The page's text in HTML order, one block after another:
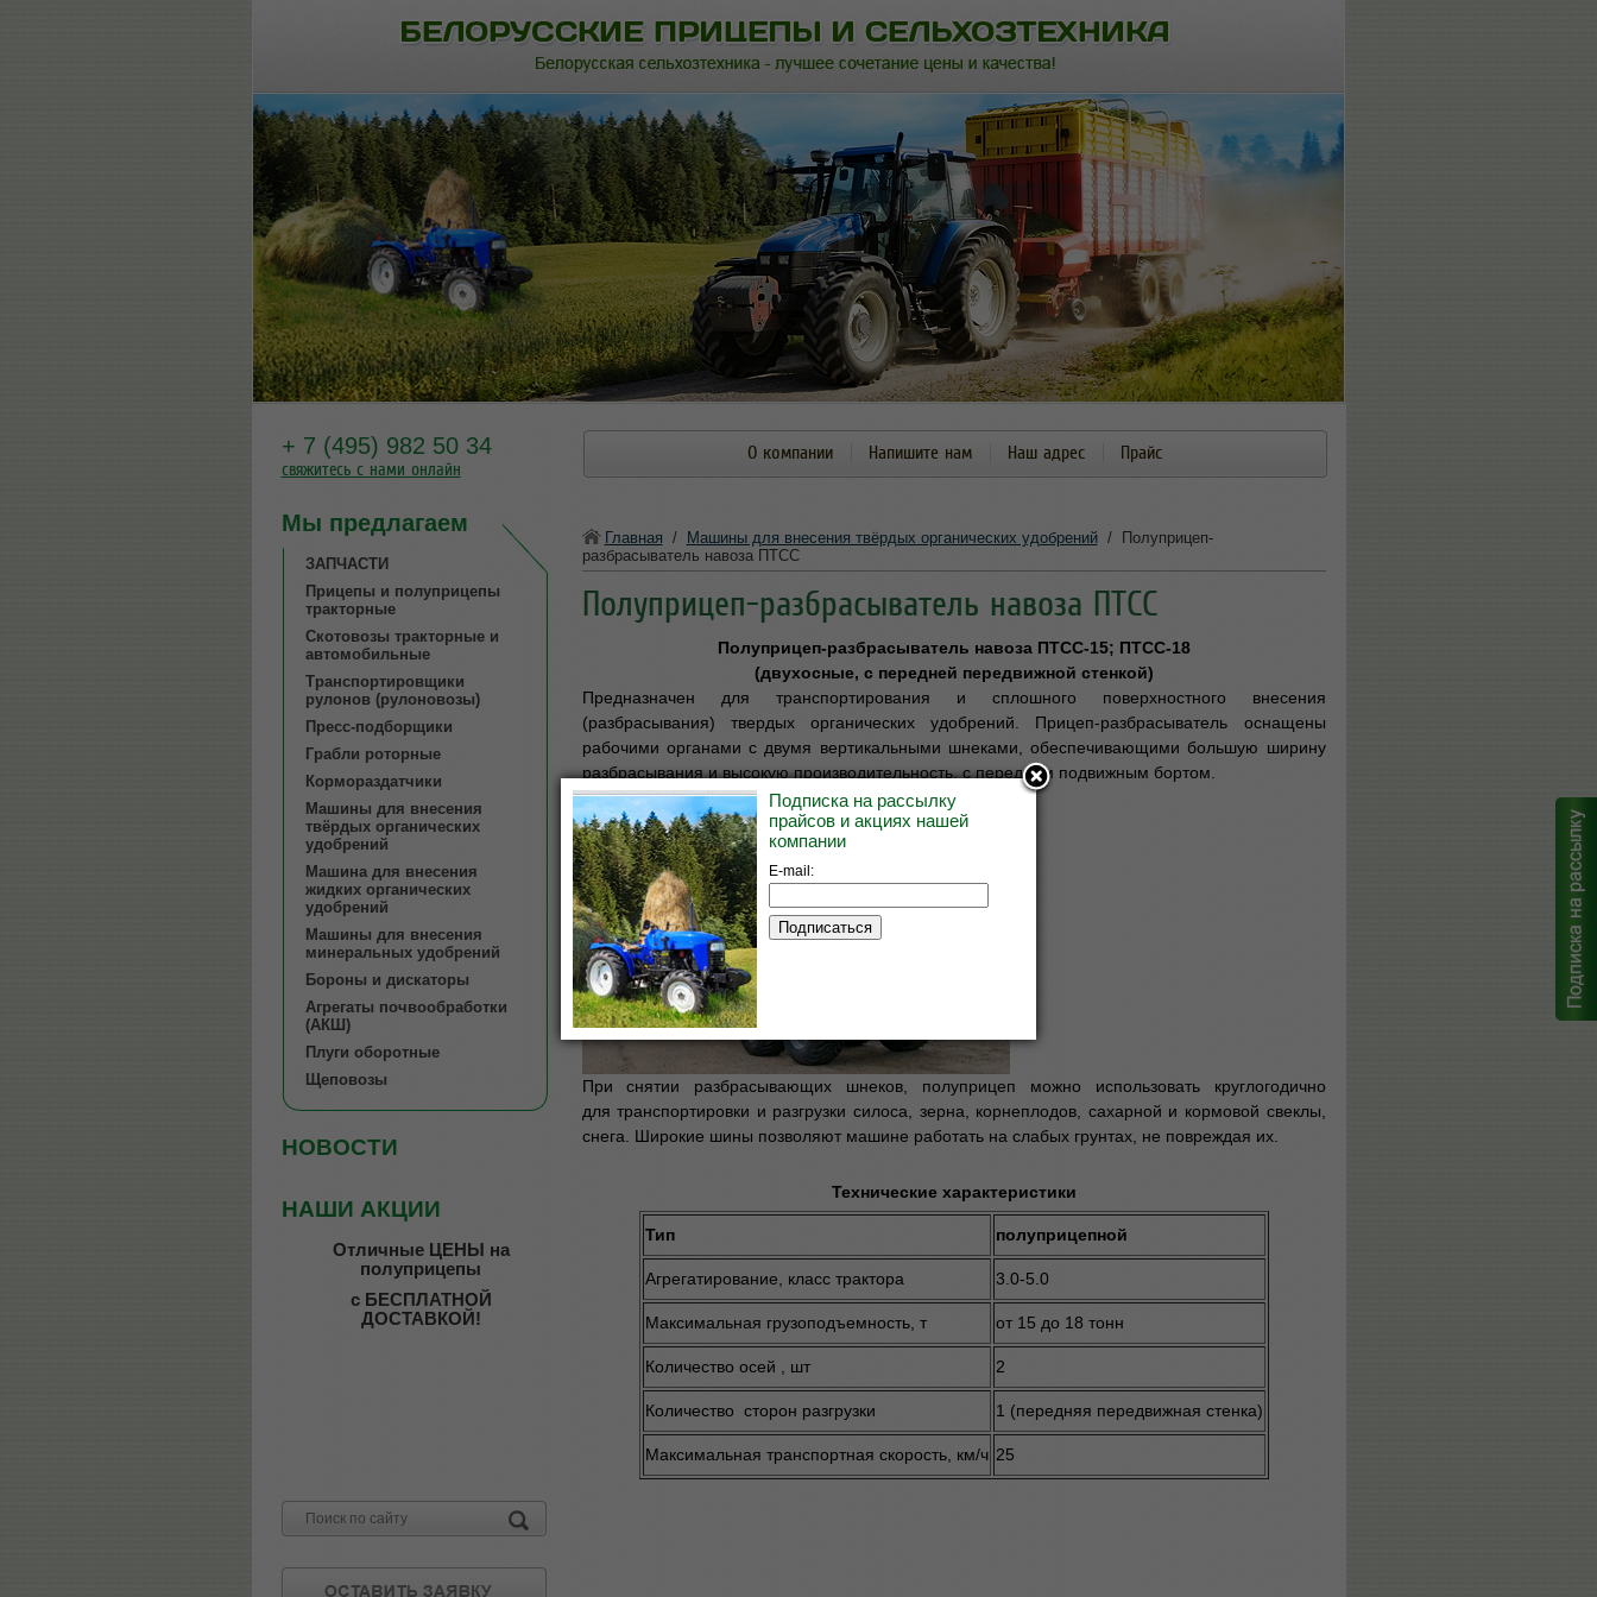
О компании Напишите нам Наш адрес Прайс
+ 7 (495) 982 50 34
свяжитесь с нами онлайн
Мы предлагаем
ЗАПЧАСТИ
Прицепы и полуприцепы
тракторные
Скотовозы тракторные и
автомобильные
Транспортировщики
рулонов (рулоновозы)
Пресс-подборщики
Грабли роторные
Кормораздатчики
Машины для внесения
твёрдых органических
удобрений
Машина для внесения
жидких органических
удобрений
Машины для внесения
минеральных удобрений
Бороны и дискаторы
Агрегаты почвообработки
(АКШ)
Плуги оборотные
Щеповозы
НОВОСТИ
НАШИ АКЦИИ
Отличные ЦЕНЫ на
полуприцепы
с БЕСПЛАТНОЙ
ДОСТАВКОЙ!
Главная / Машины для внесения твёрдых органических удобрений /
Полуприцеп-
разбрасыватель навоза ПТСС
Полуприцеп-разбрасыватель навоза ПТСС
Полуприцеп-разбрасыватель навоза ПТСС-15; ПТСС-18
(двухосные, с передней передвижной стенкой)
Предназначен для транспортирования и сплошного поверхностного внесения
(разбрасывания) твердых органических удобрений. Прицеп-разбрасыватель оснащены
рабочими органами с двумя вертикальными шнеками, обеспечивающими большую ширину
разбрасывания и высокую производительность, с передним подвижным бортом.
При снятии разбрасывающих шнеков, полуприцеп можно использовать круглогодично
для транспортировки и разгрузки силоса, зерна, корнеплодов, сахарной и кормовой свеклы,
снега. Широкие шины позволяют машине работать на слабых грунтах, не повреждая их.
Технические характеристики
Тип полуприцепной
Агрегатирование, класс трактора 3.0-5.0
Максимальная грузоподъемность, т от 15 до 18 тонн
Количество осей , шт 2
Количество сторон разгрузки 1 (передняя передвижная стенка)
Максимальная транспортная скорость, км/ч 25